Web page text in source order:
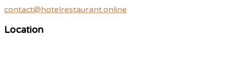
contact@hotelrestaurant.online
Location